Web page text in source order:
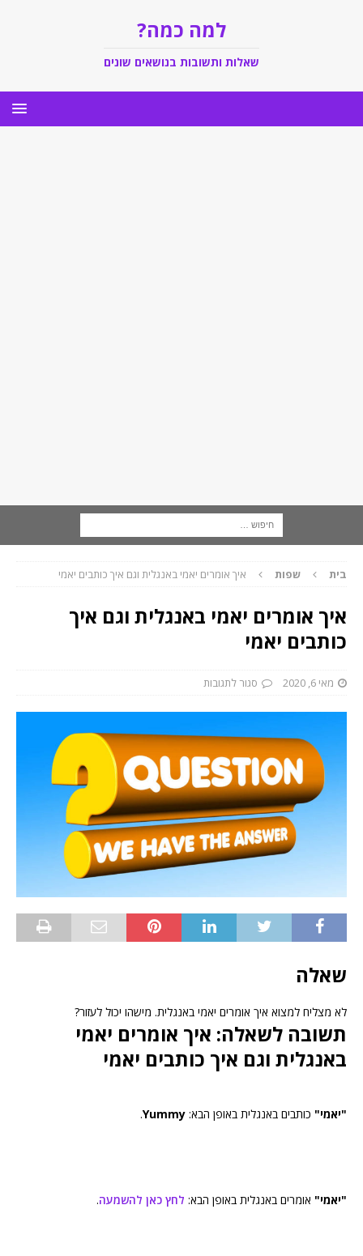
למה כמה?
שאלות ותשובות בנושאים שונים
בית שפות איך אומרים יאמי באנגלית וגם איך כותבים יאמי
איך אומרים יאמי באנגלית וגם איך
כותבים יאמי
מאי 6, 2020 סגור לתגובות
שאלה
לא מצליח למצוא איך אומרים יאמי באנגלית. מישהו יכול לעזור?
תשובה לשאלה: איך אומרים יאמי
באנגלית וגם איך כותבים יאמי
"יאמי" כותבים באנגלית באופן הבא: Yummy
.
"יאמי" אומרים באנגלית באופן הבא: לחץ כאן להשמעה.